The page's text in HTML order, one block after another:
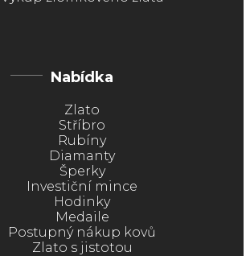
Nabídka
Zlato
Stříbro
Rubíny
Diamanty
Šperky
Investiční mince
Hodinky
Medaile
Postupný nákup kovů
Zlato s jistotou